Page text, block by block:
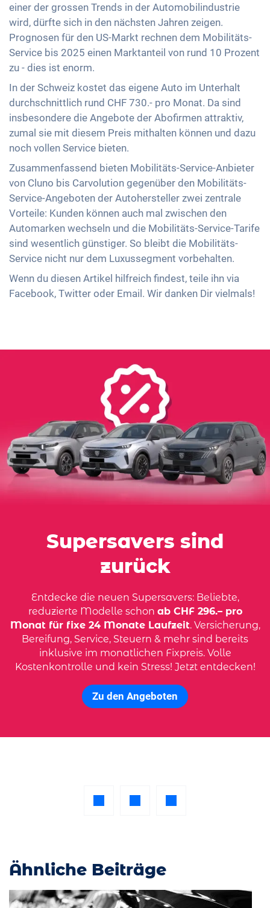
einer der grossen Trends in der Automobilindustrie
wird, dürfte sich in den nächsten Jahren zeigen.
Prognosen für den US-Markt rechnen dem Mobilitäts-
Service bis 2025 einen Marktanteil von rund 10 Prozent
zu - dies ist enorm.
In der Schweiz kostet das eigene Auto im Unterhalt
durchschnittlich rund CHF 730.- pro Monat. Da sind
insbesondere die Angebote der Abofirmen attraktiv,
zumal sie mit diesem Preis mithalten können und dazu
noch vollen Service bieten.
Zusammenfassend bieten Mobilitäts-Service-Anbieter
von Cluno bis Carvolution gegenüber den Mobilitäts-
Service-Angeboten der Autohersteller zwei zentrale
Vorteile: Kunden können auch mal zwischen den
Automarken wechseln und die Mobilitäts-Service-Tarife
sind wesentlich günstiger. So bleibt die Mobilitäts-
Service nicht nur dem Luxussegment vorbehalten.
Wenn du diesen Artikel hilfreich findest, teile ihn via
Facebook, Twitter oder Email. Wir danken Dir vielmals!
Supersavers sind
zurück
Entdecke die neuen Supersavers: Beliebte,
reduzierte Modelle schon ab CHF 296.– pro
Monat für fixe 24 Monate Laufzeit. Versicherung,
Bereifung, Service, Steuern & mehr sind bereits
inklusive im monatlichen Fixpreis. Volle
Kostenkontrolle und kein Stress! Jetzt entdecken!
Zu den Angeboten
Ähnliche Beiträge